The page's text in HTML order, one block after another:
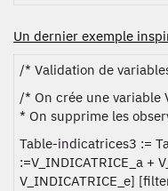
Un dernier exemple
/* Validation de
/* On crée une variable
* On supprime les
Table-indicatrices3 :=
:=V_INDICATRICE_a +
V_INDICATRICE_e] [